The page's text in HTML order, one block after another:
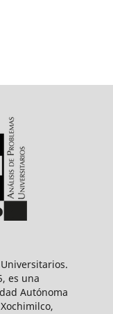
es una
Autónoma